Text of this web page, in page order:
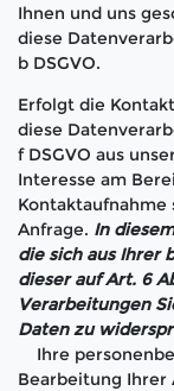
Ihnen und uns
diese
b DSGVO.
Erfolgt die
diese
f DSGVO aus
Interesse am
Anfrage. In
die sich aus Ihrer
dieser auf Art. 6
Verarbeitungen
Daten zu
Ihre
Bearbeitung Ihrer